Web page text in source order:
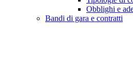
Obblighi e
Bandi di gara e contratti